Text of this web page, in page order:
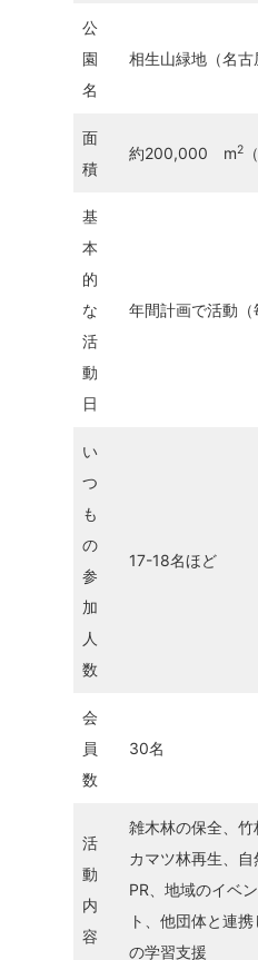
公
園
名
相生山緑地（名古
面
積
約200,000 m2
基
本
的
な
活
動
日
年間計画で活動
い
つ
も
の
参
加
人
数
17-18名ほど
会
員
数
30名
活
動
内
容
雑木林の保全、
カマツ林再生、
PR、地域のイベ
ト、他団体と連
の学習支援